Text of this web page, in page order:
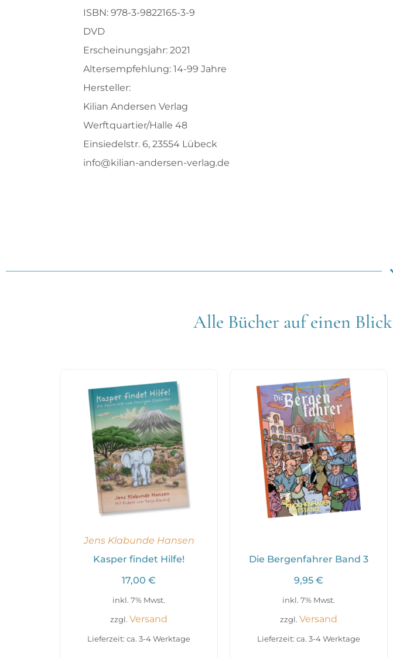
ISBN: 978-3-9822165-3-9
DVD
Erscheinungsjahr: 2021
Altersempfehlung: 14-99 Jahre
Hersteller:
Kilian Andersen Verlag
Werftquartier/Halle 48
Einsiedelstr. 6, 23554 Lübeck
info@kilian-andersen-verlag.de
Alle Bücher auf einen Blick
Jens Klabunde Hansen
Kasper findet Hilfe!
17,00 €
inkl. 7% Mwst.
zzgl. Versand
Lieferzeit: ca. 3-4 Werktage
Die Bergenfahrer Band 3
9,95 €
inkl. 7% Mwst.
zzgl. Versand
Lieferzeit: ca. 3-4 Werktage